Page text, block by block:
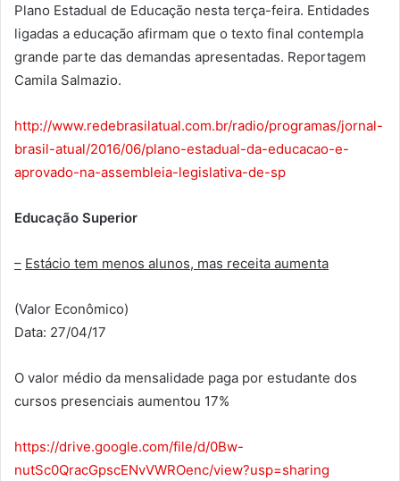
Plano Estadual de Educação nesta terça-feira. Entidades
ligadas a educação afirmam que o texto final contempla
grande parte das demandas apresentadas. Reportagem
Camila Salmazio.
http://www.redebrasilatual.com.br/radio/programas/jornal-
brasil-atual/2016/06/plano-estadual-da-educacao-e-
aprovado-na-assembleia-legislativa-de-sp
Educação Superior
– Estácio tem menos alunos, mas receita aumenta
(Valor Econômico)
Data: 27/04/17
O valor médio da mensalidade paga por estudante dos
cursos presenciais aumentou 17%
https://drive.google.com/file/d/0Bw-
nutSc0QracGpscENvVWROenc/view?usp=sharing